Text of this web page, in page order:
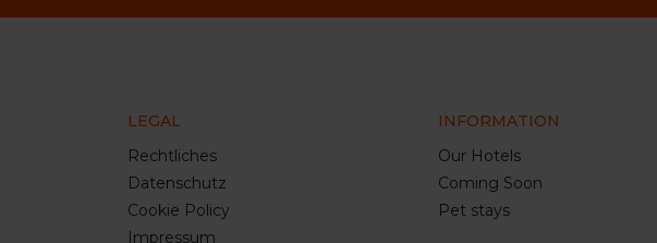
LEGAL
Rechtliches
Datenschutz
Cookie Policy
Impressum
INFORMATION
Our Hotels
Coming Soon
Pet stays